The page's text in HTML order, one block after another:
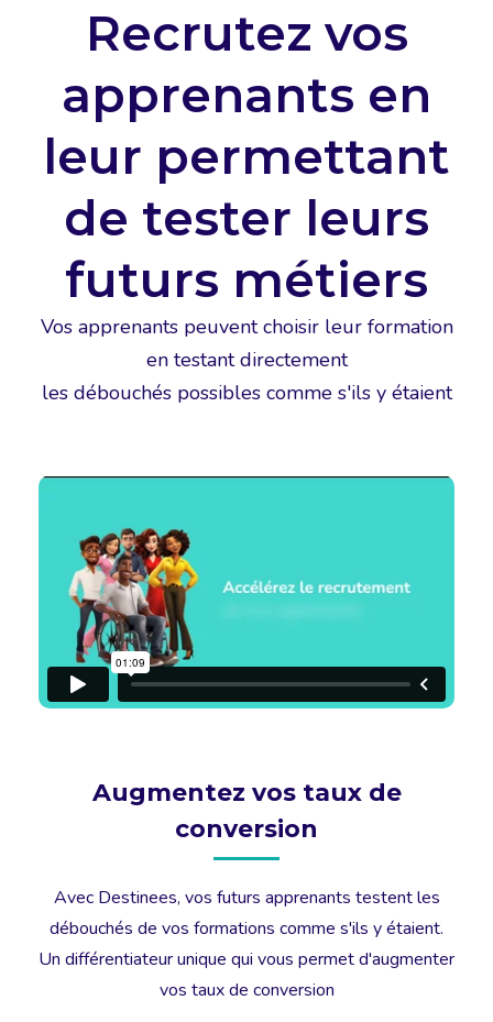
Recrutez vos
apprenants en
leur permettant
de tester leurs
futurs métiers
Vos apprenants peuvent choisir leur formation
en testant directement
les débouchés possibles comme s'ils y étaient
Augmentez vos taux de
conversion
Avec Destinees, vos futurs apprenants testent les
débouchés de vos formations comme s'ils y étaient.
Un différentiateur unique qui vous permet d'augmenter
vos taux de conversion